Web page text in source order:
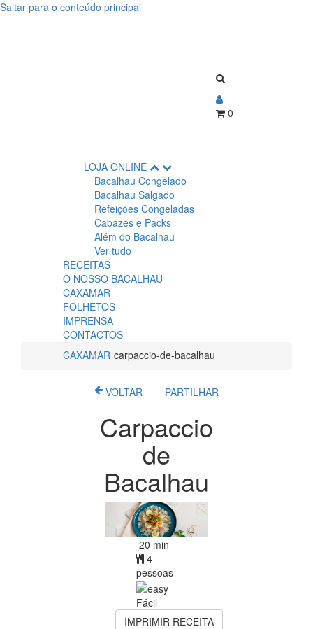
Saltar para o conteúdo principal
0
LOJA ONLINE
Bacalhau Congelado
Bacalhau Salgado
Refeições Congeladas
Cabazes e Packs
Além do Bacalhau
Ver tudo
RECEITAS
O NOSSO BACALHAU
CAXAMAR
FOLHETOS
IMPRENSA
CONTACTOS
CAXAMAR carpaccio-de-bacalhau
VOLTAR PARTILHAR
Carpaccio
de
Bacalhau
20 min
4
pessoas
Fácil
IMPRIMIR RECEITA